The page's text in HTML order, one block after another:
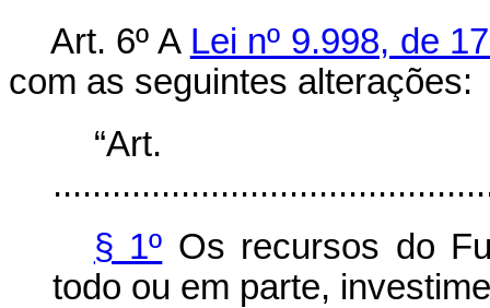
Art. 6º A Lei nº 9.998, de
com as seguintes alterações:
§ 1º Os recursos do
todo ou em parte,